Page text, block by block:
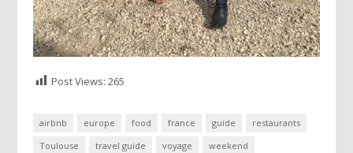
Post Views: 265
airbnb europe food france guide
restaurants
Toulouse
travel guide voyage weekend